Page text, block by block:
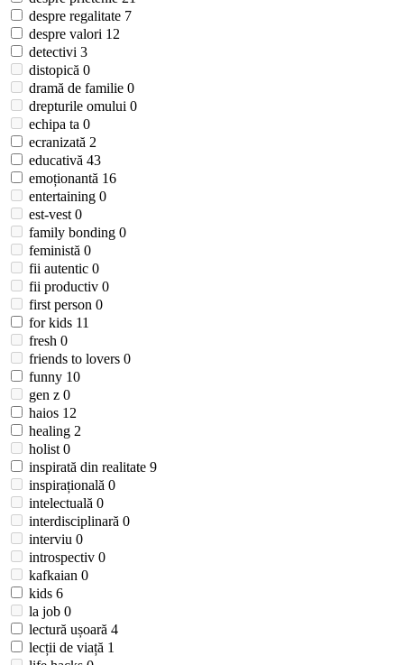
despre regalitate 7
despre valori 12
detectivi 3
distopică 0
dramă de familie 0
drepturile omului 0
echipa ta 0
ecranizată 2
educativă 43
emoționantă 16
entertaining 0
est-vest 0
family bonding 0
feministă 0
fii autentic 0
fii productiv 0
first person 0
for kids 11
fresh 0
friends to lovers 0
funny 10
gen z 0
haios 12
healing 2
holist 0
inspirată din realitate 9
inspirațională 0
intelectuală 0
interdisciplinară 0
interviu 0
introspectiv 0
kafkaian 0
kids 6
la job 0
lectură ușoară 4
lecții de viață 1